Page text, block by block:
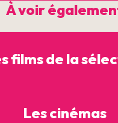
À voir
films de la
Les cinémas